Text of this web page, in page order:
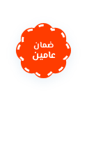
ضمان
عامين